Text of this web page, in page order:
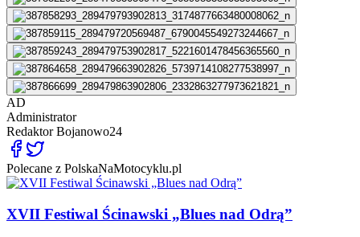
AD
Administrator
RedaktorBojanowo24
Polecane z PolskaNaMotocyklu.pl
XVII Festiwal Ścinawski „Blues nad Odrą”